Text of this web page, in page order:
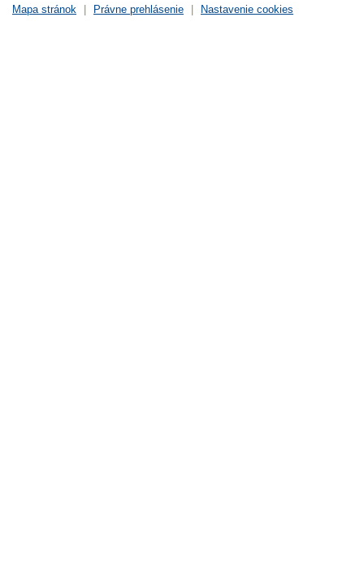
Mapa stránok Právne prehlásenie Nastavenie cookies